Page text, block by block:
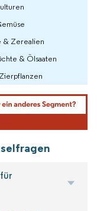
& Zerealien
& Ölsaaten